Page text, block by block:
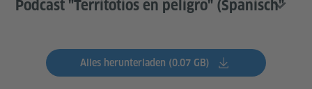
Podcast "Territotios en peligro" (Spanisch"
Alles herunterladen (0.07 GB)